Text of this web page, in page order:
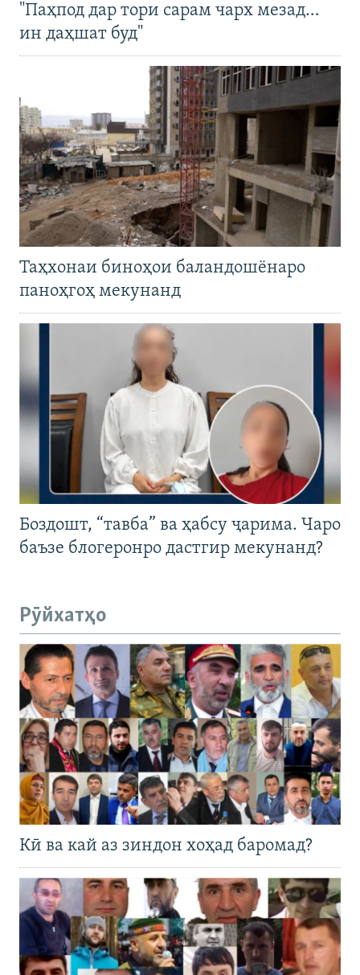
"Паҳпод дар тори сарам чарх мезад…
ин даҳшат буд"
Таҳхонаи биноҳои баландошёнаро
паноҳгоҳ мекунанд
Боздошт, “тавба” ва ҳабсу ҷарима. Чаро
баъзе блогеронро дастгир мекунанд?
Рӯйхатҳо
Кӣ ва кай аз зиндон хоҳад баромад?